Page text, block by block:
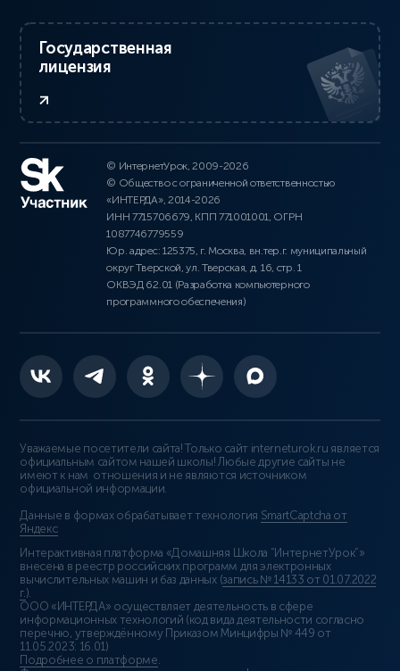
Государственная
лицензия
© ИнтернетУрок, 2009-2026
© Общество с ограниченной ответственностью
«ИНТЕРДА», 2014-2026
ИНН 7715706679, КПП 771001001, ОГРН
1087746779559
Юр. адрес: 125375, г. Москва, вн.тер.г. муниципальный
округ Тверской, ул. Тверская, д. 16, стр. 1
ОКВЭД 62.01 (Разработка компьютерного
программного обеспечения)
Уважаемые посетители сайта! Только сайт interneturok.ru является
официальным сайтом нашей школы! Любые другие сайты не
имеют к нам отношения и не являются источником
официальной информации.
Данные в формах обрабатывает технология SmartCaptcha от
Яндекс
Интерактивная платформа «Домашняя Школа “ИнтернетУрок”»
внесена в реестр российских программ для электронных
вычислительных машин и баз данных (запись № 14133 от 01.07.2022
г.).
ООО «ИНТЕРДА» осуществляет деятельность в сфере
информационных технологий (код вида деятельности согласно
перечню, утверждённому Приказом Минцифры № 449 от
11.05.2023: 16.01)
Подробнее о платформе.